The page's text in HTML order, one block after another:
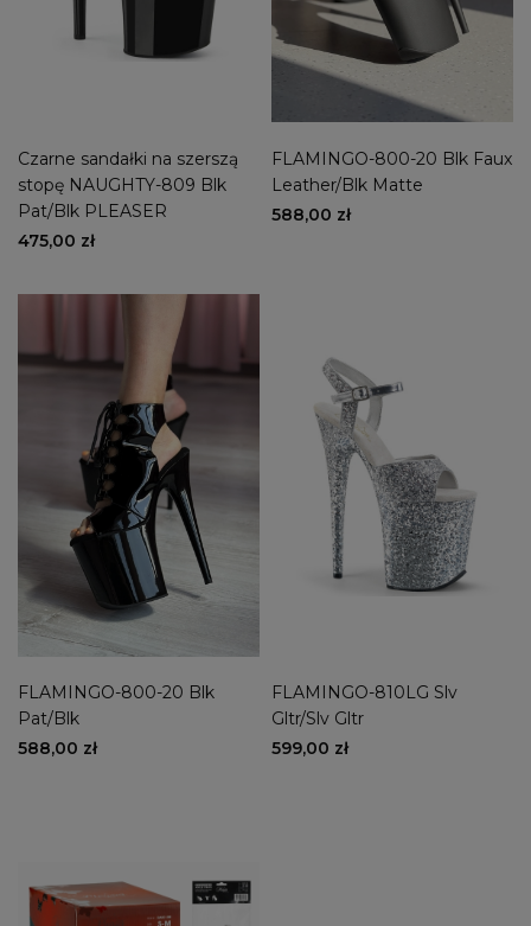
Czarne sandałki na szerszą
stopę NAUGHTY-809 Blk
Pat/Blk PLEASER
475,00 zł
FLAMINGO-800-20 Blk Faux
Leather/Blk Matte
588,00 zł
FLAMINGO-800-20 Blk
Pat/Blk
588,00 zł
FLAMINGO-810LG Slv
Gltr/Slv Gltr
599,00 zł